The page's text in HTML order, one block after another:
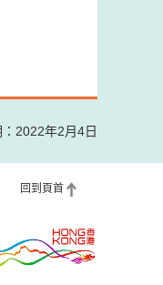
2022年2月4日
回到頁首